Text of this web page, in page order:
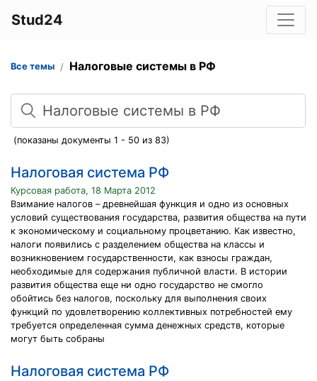
Stud24
Все темы Налоговые системы в РФ
Поиск
(показаны документы 1 - 50 из 83)
Налоговая система РФ
Курсовая работа, 18 Марта 2012
Взимание налогов – древнейшая функция и одно из основных
условий существования государства, развития общества на пути
к экономическому и социальному процветанию. Как известно,
налоги появились с разделением общества на классы и
возникновением государственности, как взносы граждан,
необходимые для содержания публичной власти. В истории
развития общества еще ни одно государство не смогло
обойтись без налогов, поскольку для выполнения своих
функций по удовлетворению коллективных потребностей ему
требуется определенная сумма денежных средств, которые
могут быть собраны
Налоговая система РФ